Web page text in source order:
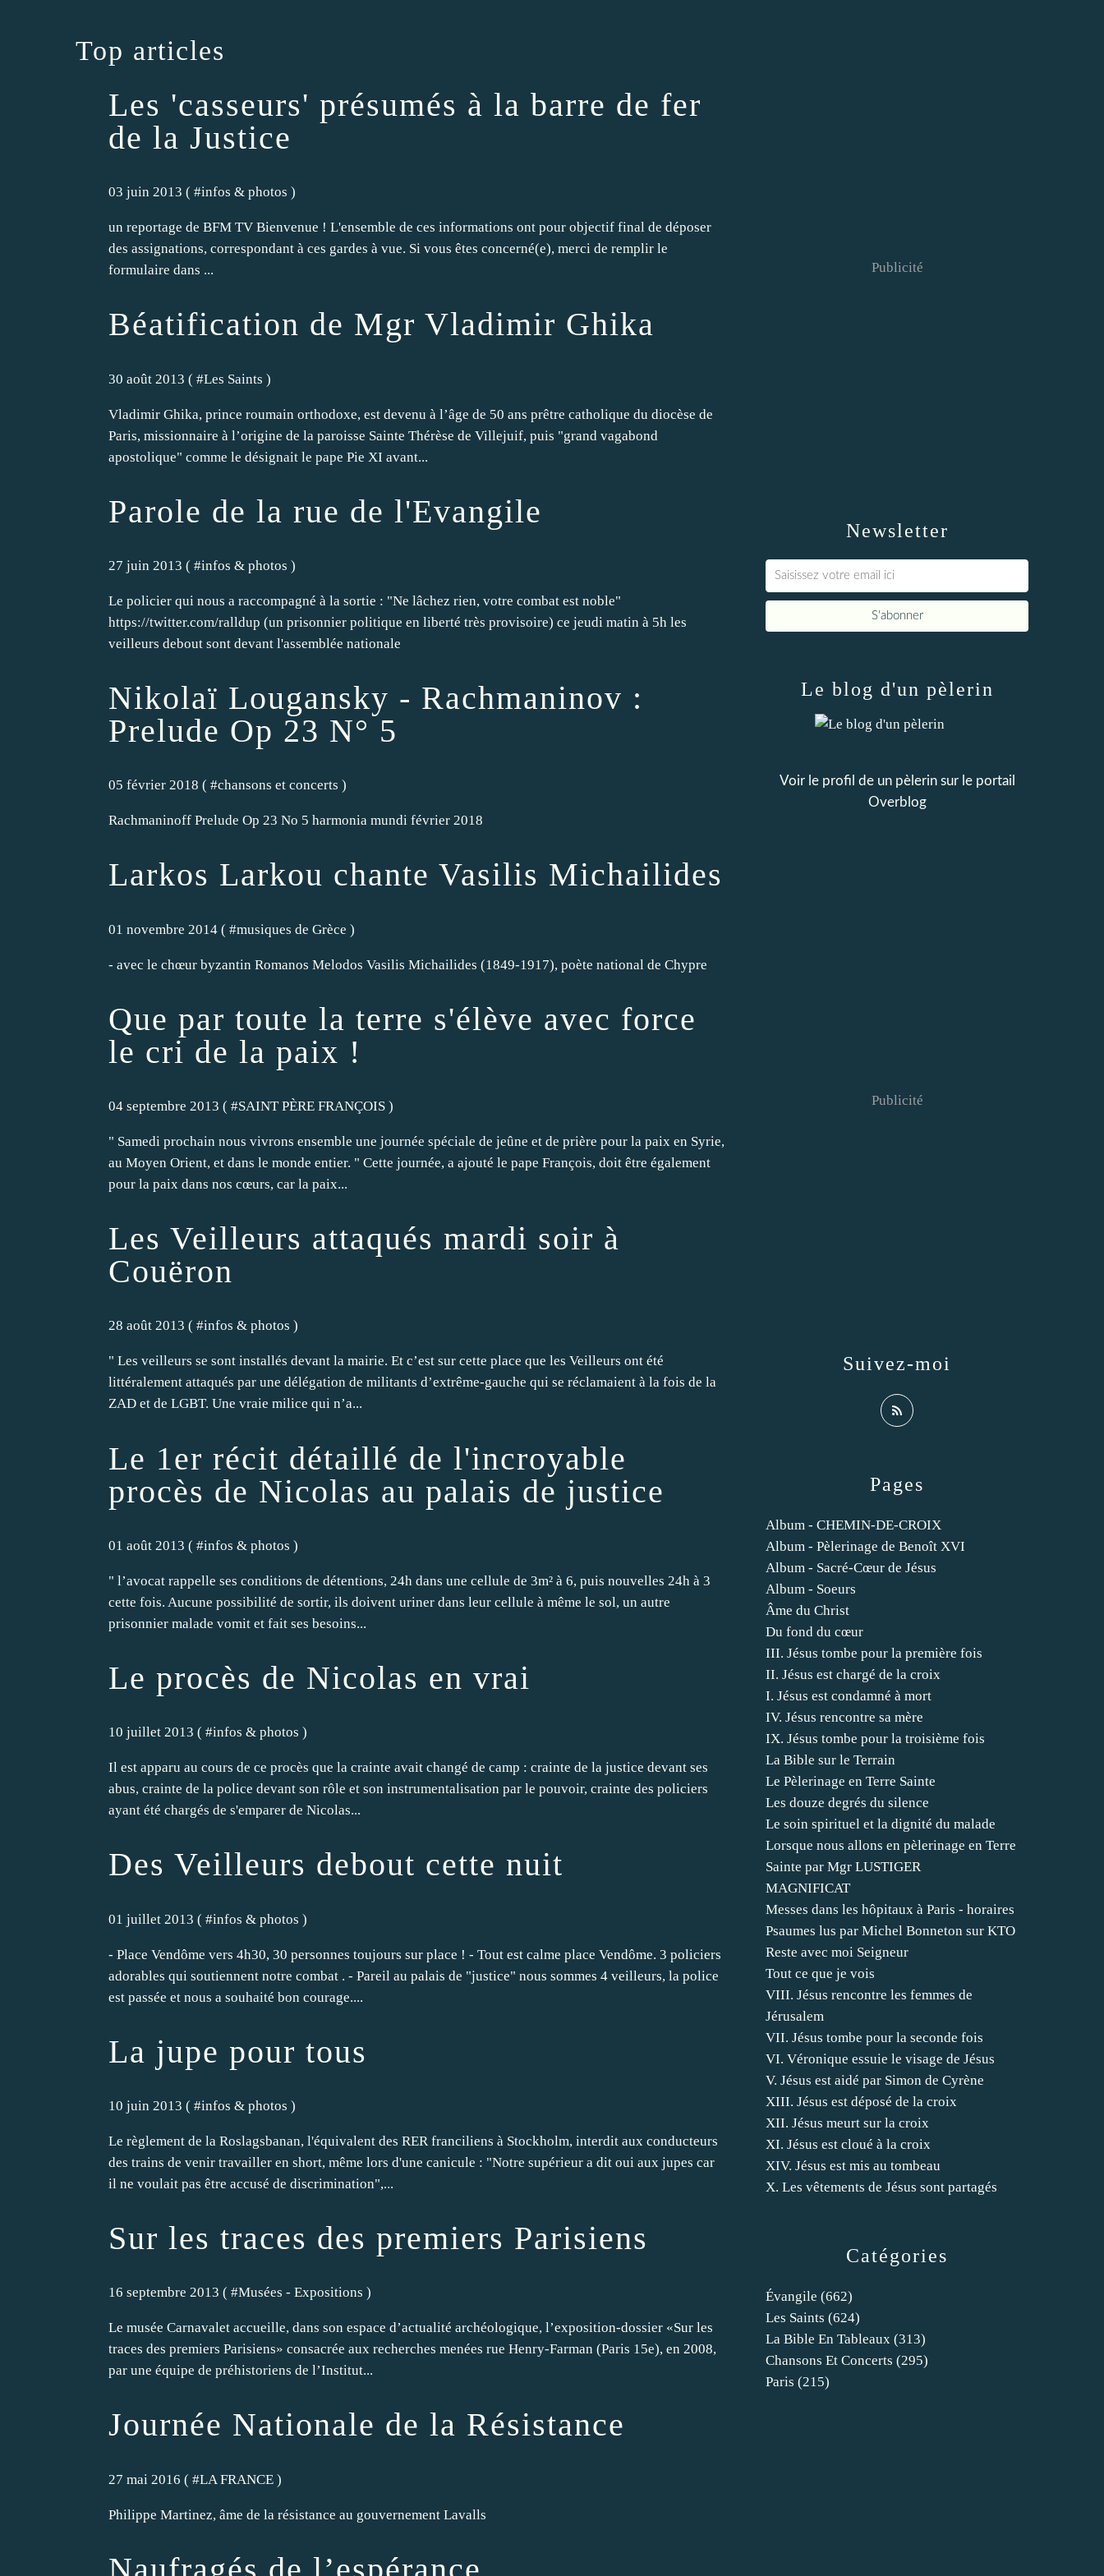
Top articles
Les 'casseurs' présumés à la barre de fer
de la Justice
03 juin 2013 ( #infos & photos )
un reportage de BFM TV Bienvenue ! L'ensemble de ces informations ont pour objectif final de déposer
des assignations, correspondant à ces gardes à vue. Si vous êtes concerné(e), merci de remplir le
formulaire dans ...
Béatification de Mgr Vladimir Ghika
30 août 2013 ( #Les Saints )
Vladimir Ghika, prince roumain orthodoxe, est devenu à l’âge de 50 ans prêtre catholique du diocèse de
Paris, missionnaire à l’origine de la paroisse Sainte Thérèse de Villejuif, puis "grand vagabond
apostolique" comme le désignait le pape Pie XI avant...
Parole de la rue de l'Evangile
27 juin 2013 ( #infos & photos )
Le policier qui nous a raccompagné à la sortie : "Ne lâchez rien, votre combat est noble"
https://twitter.com/ralldup (un prisonnier politique en liberté très provisoire) ce jeudi matin à 5h les
veilleurs debout sont devant l'assemblée nationale
Nikolaï Lougansky - Rachmaninov :
Prelude Op 23 N° 5
05 février 2018 ( #chansons et concerts )
Rachmaninoff Prelude Op 23 No 5 harmonia mundi février 2018
Larkos Larkou chante Vasilis Michailides
01 novembre 2014 ( #musiques de Grèce )
- avec le chœur byzantin Romanos Melodos Vasilis Michailides (1849-1917), poète national de Chypre
Que par toute la terre s'élève avec force
le cri de la paix !
04 septembre 2013 ( #SAINT PÈRE FRANÇOIS )
" Samedi prochain nous vivrons ensemble une journée spéciale de jeûne et de prière pour la paix en Syrie,
au Moyen Orient, et dans le monde entier. " Cette journée, a ajouté le pape François, doit être également
pour la paix dans nos cœurs, car la paix...
Les Veilleurs attaqués mardi soir à
Couëron
28 août 2013 ( #infos & photos )
" Les veilleurs se sont installés devant la mairie. Et c’est sur cette place que les Veilleurs ont été
littéralement attaqués par une délégation de militants d’extrême-gauche qui se réclamaient à la fois de la
ZAD et de LGBT. Une vraie milice qui n’a...
Le 1er récit détaillé de l'incroyable
procès de Nicolas au palais de justice
01 août 2013 ( #infos & photos )
" l’avocat rappelle ses conditions de détentions, 24h dans une cellule de 3m² à 6, puis nouvelles 24h à 3
cette fois. Aucune possibilité de sortir, ils doivent uriner dans leur cellule à même le sol, un autre
prisonnier malade vomit et fait ses besoins...
Le procès de Nicolas en vrai
10 juillet 2013 ( #infos & photos )
Il est apparu au cours de ce procès que la crainte avait changé de camp : crainte de la justice devant ses
abus, crainte de la police devant son rôle et son instrumentalisation par le pouvoir, crainte des policiers
ayant été chargés de s'emparer de Nicolas...
Des Veilleurs debout cette nuit
01 juillet 2013 ( #infos & photos )
- Place Vendôme vers 4h30, 30 personnes toujours sur place ! - Tout est calme place Vendôme. 3 policiers
adorables qui soutiennent notre combat . - Pareil au palais de "justice" nous sommes 4 veilleurs, la police
est passée et nous a souhaité bon courage....
La jupe pour tous
10 juin 2013 ( #infos & photos )
Le règlement de la Roslagsbanan, l'équivalent des RER franciliens à Stockholm, interdit aux conducteurs
des trains de venir travailler en short, même lors d'une canicule : "Notre supérieur a dit oui aux jupes car
il ne voulait pas être accusé de discrimination",...
Sur les traces des premiers Parisiens
16 septembre 2013 ( #Musées - Expositions )
Le musée Carnavalet accueille, dans son espace d’actualité archéologique, l’exposition-dossier «Sur les
traces des premiers Parisiens» consacrée aux recherches menées rue Henry-Farman (Paris 15e), en 2008,
par une équipe de préhistoriens de l’Institut...
Journée Nationale de la Résistance
27 mai 2016 ( #LA FRANCE )
Philippe Martinez, âme de la résistance au gouvernement Lavalls
Newsletter
Publicité
Catégories
Évangile (662)
Les Saints (624)
La Bible En Tableaux (313)
Chansons Et Concerts (295)
Paris (215)
Pages
Album - CHEMIN-DE-CROIX
Album - Pèlerinage de Benoît XVI
Album - Sacré-Cœur de Jésus
Album - Soeurs
Âme du Christ
Du fond du cœur
III. Jésus tombe pour la première fois
II. Jésus est chargé de la croix
I. Jésus est condamné à mort
IV. Jésus rencontre sa mère
IX. Jésus tombe pour la troisième fois
La Bible sur le Terrain
Le Pèlerinage en Terre Sainte
Les douze degrés du silence
Le soin spirituel et la dignité du malade
Lorsque nous allons en pèlerinage en Terre
Sainte par Mgr LUSTIGER
MAGNIFICAT
Messes dans les hôpitaux à Paris - horaires
Psaumes lus par Michel Bonneton sur KTO
Reste avec moi Seigneur
Tout ce que je vois
VIII. Jésus rencontre les femmes de
Jérusalem
VII. Jésus tombe pour la seconde fois
VI. Véronique essuie le visage de Jésus
V. Jésus est aidé par Simon de Cyrène
XIII. Jésus est déposé de la croix
XII. Jésus meurt sur la croix
XI. Jésus est cloué à la croix
XIV. Jésus est mis au tombeau
X. Les vêtements de Jésus sont partagés
Le blog d'un pèlerin
Voir le profil de un pèlerinsur le portail
Overblog
Suivez-moi
Publicité